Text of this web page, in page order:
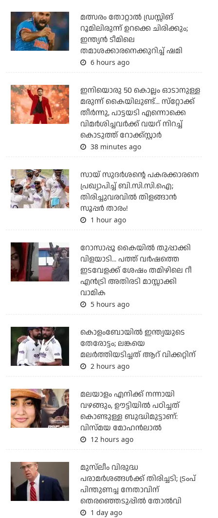
മത്സരം തോറ്റാല്‍ ഡ്രസ്സിങ്
റൂമിലിരുന്ന് ഉറക്കെ ചിരിക്കും;
ഇന്ത്യന്‍ ടീമിലെ
തമാശക്കാരനെക്കുറിച്ച് ഷമി
6 hours ago
ഇനിയൊരു 50 കൊല്ലം ഓടാനുള്ള
മരുന്ന് കൈയിലുണ്ട്... സ്‌റ്റോക്ക്
തീര്‍ന്നു, പാട്ടയടി എന്നൊക്കെ
വിമര്‍ശിച്ചവര്‍ക്ക് വയറ് നിറച്ച്
കൊടുത്ത് റോക്ക്‌സ്റ്റാര്‍
38 minutes ago
സായ് സുദര്‍ശന്റെ പകരക്കാരനെ
പ്രഖ്യാപിച്ച് ബി.സി.സി.ഐ;
തിരിച്ചുവരവില്‍ തിളങ്ങാന്‍
സൂപ്പര്‍ താരം!
1 hour ago
റോസാപ്പൂ കൈയില്‍ തുപ്പാക്കി
വിളയാടി... പത്ത് വര്‍ഷത്തെ
ഇടവേളക്ക് ശേഷം തമിഴിലെ റീ
എന്‍ട്രി അതിരടി മാസ്സാക്കി
വാമിക
5 hours ago
കൊളംബോയില്‍ ഇന്ത്യയുടെ
തേരോട്ടം; ലങ്കയെ
മലര്‍ത്തിയടിച്ചത് ആറ് വിക്കറ്റിന്
2 hours ago
മലയാളം എനിക്ക് നന്നായി
വഴങ്ങും, ഊട്ടിയില്‍ പഠിച്ചത്
കൊണ്ടുള്ള ബുദ്ധിമുട്ടാണ്:
വിസ്മയ മോഹന്‍ലാല്‍
12 hours ago
മുസ്‌ലീം വിരുദ്ധ
പരാമര്‍ശങ്ങള്‍ക്ക് തിരിച്ചടി; ട്രംപ്
പിന്തുണച്ച നേതാവിന്
തെരഞ്ഞെടുപ്പില്‍ തോല്‍വി
1 day ago